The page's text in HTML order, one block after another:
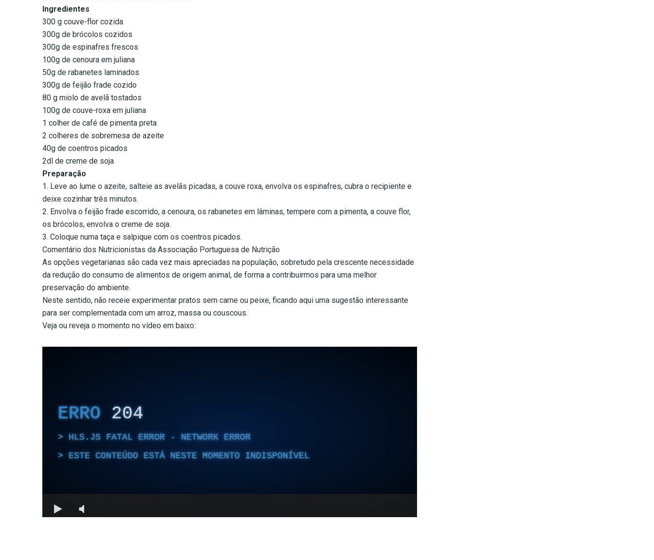
Ingredientes
300 g couve-flor cozida
300g de brócolos cozidos
300g de espinafres frescos
100g de cenoura em juliana
50g de rabanetes laminados
300g de feijão frade cozido
80 g miolo de avelã tostados
100g de couve-roxa em juliana
1 colher de café de pimenta preta
2 colheres de sobremesa de azeite
40g de coentros picados
2dl de creme de soja
Preparação
1. Leve ao lume o azeite, salteie as avelãs picadas, a couve roxa, envolva os espinafres, cubra o recipiente e
deixe cozinhar três minutos.
2. Envolva o feijão frade escorrido, a cenoura, os rabanetes em lâminas, tempere com a pimenta, a couve flor,
os brócolos, envolva o creme de soja.
3. Coloque numa taça e salpique com os coentros picados.
Comentário dos Nutricionistas da Associação Portuguesa de Nutrição
As opções vegetarianas são cada vez mais apreciadas na população, sobretudo pela crescente necessidade
da redução do consumo de alimentos de origem animal, de forma a contribuirmos para uma melhor
preservação do ambiente.
Neste sentido, não receie experimentar pratos sem carne ou peixe, ficando aqui uma sugestão interessante
para ser complementada com um arroz, massa ou couscous.
Veja ou reveja o momento no vídeo em baixo: